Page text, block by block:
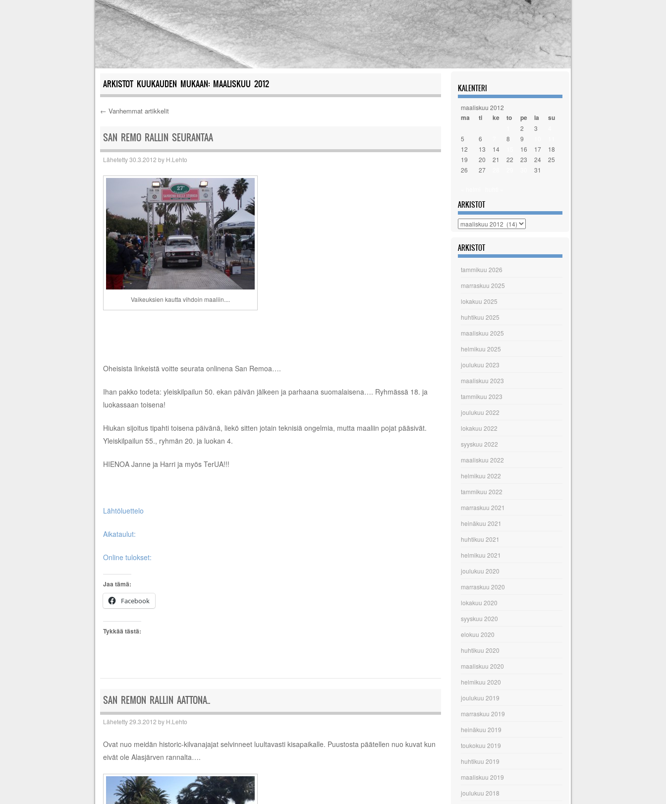
ARKISTOT KUUKAUDEN MUKAAN: MAALISKUU 2012
Artikkelien selaus
← Vanhemmat artikkelit
SAN REMO RALLIN SEURANTAA
Lähetetty30.3.2012 by H.Lehto
Vaikeuksien kautta vihdoin maaliin....
Oheisista linkeistä voitte seurata onlinena San Remoa….
Ihan pakko todeta: yleiskilpailun 50. ekan päivän jälkeen ja parhaana suomalaisena…. Ryhmässä 18. ja
luokassaan toisena!
Hiukan sijoitus tipahti toisena päivänä, liekö sitten jotain teknisiä ongelmia, mutta maaliin pojat pääsivät.
Yleiskilpailun 55., ryhmän 20. ja luokan 4.
HIENOA Janne ja Harri ja myös TerUA!!!
Lähtöluettelo
Aikataulut:
Online tulokset:
Jaa tämä:
Facebook
Tykkää tästä:
SAN REMON RALLIN AATTONA..
Lähetetty29.3.2012 by H.Lehto
Ovat nuo meidän historic-kilvanajajat selvinneet luultavasti kisapaikalle. Puustosta päätellen nuo kuvat kun
eivät ole Alasjärven rannalta….
KALENTERI
maaliskuu 2012
ma ti ke to pe la su
2 3
5
6 8 9
12
13 14 16 17
18
19
20 21 22 23 24
25
26
27 31
ARKISTOT
Arkistot
ARKISTOT
tammikuu 2026
marraskuu 2025
lokakuu 2025
huhtikuu 2025
maaliskuu 2025
helmikuu 2025
joulukuu 2023
maaliskuu 2023
tammikuu 2023
joulukuu 2022
lokakuu 2022
syyskuu 2022
maaliskuu 2022
helmikuu 2022
tammikuu 2022
marraskuu 2021
heinäkuu 2021
huhtikuu 2021
helmikuu 2021
joulukuu 2020
marraskuu 2020
lokakuu 2020
syyskuu 2020
elokuu 2020
huhtikuu 2020
maaliskuu 2020
helmikuu 2020
joulukuu 2019
marraskuu 2019
heinäkuu 2019
toukokuu 2019
huhtikuu 2019
maaliskuu 2019
joulukuu 2018